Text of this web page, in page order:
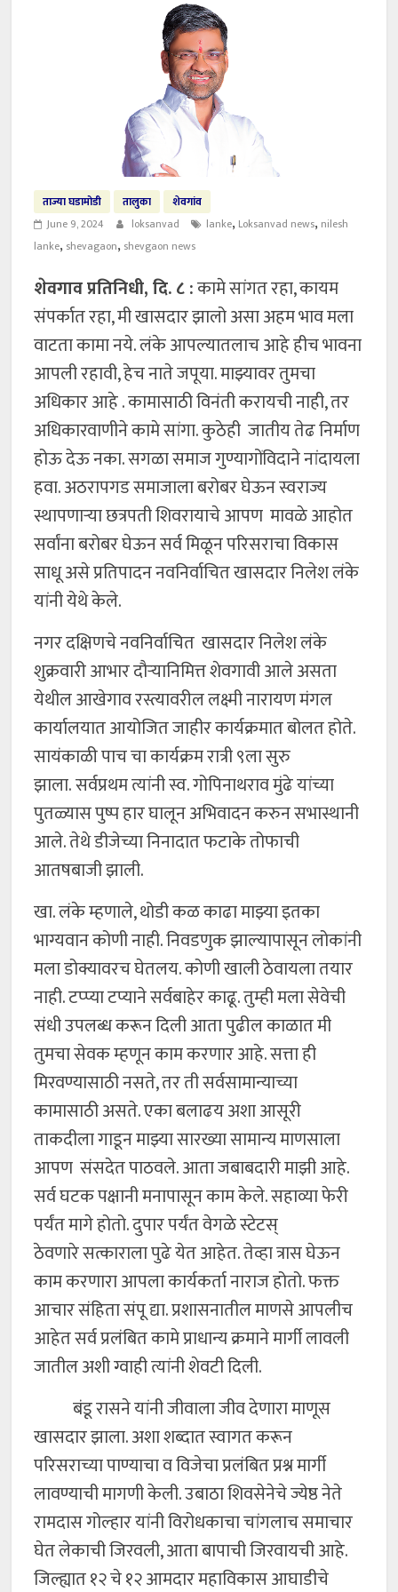
ताज्या घडामोडी तालुका
शेवगांव
June 9, 2024
loksanvad lanke, Loksanvad news, nilesh
lanke, shevagaon, shevgaon news
शेवगाव प्रतिनिधी, दि. ८ :कामे सांगत रहा, कायम
संपर्कात रहा, मी खासदार झालो असा अहम भाव मला
वाटता कामा नये. लंके आपल्यातलाच आहे हीच भावना
आपली रहावी, हेच नाते जपूया. माझ्यावर तुमचा
अधिकार आहे . कामासाठी विनंती करायची नाही, तर
अधिकारवाणीने कामे सांगा. कुठेही जातीय तेढ निर्माण
होऊ देऊ नका. सगळा समाज गुण्यागोंविदाने नांदायला
हवा. अठरापगड समाजाला बरोबर घेऊन स्वराज्य
स्थापणाऱ्या छत्रपती शिवरायाचे आपण मावळे आहोत
सर्वांना बरोबर घेऊन सर्व मिळून परिसराचा विकास
साधू असे प्रतिपादन नवनिर्वाचित खासदार निलेश लंके
यांनी येथे केले.
नगर दक्षिणचे नवनिर्वाचित खासदार निलेश लंके
शुक्रवारी आभार दौऱ्यानिमित्त शेवगावी आले असता
येथील आखेगाव रस्त्यावरील लक्ष्मी नारायण मंगल
कार्यालयात आयोजित जाहीर कार्यक्रमात बोलत होते.
सायंकाळी पाच चा कार्यक्रम रात्री ९ला सुरु
झाला. सर्वप्रथम त्यांनी स्व. गोपिनाथराव मुंढे यांच्या
पुतळ्यास पुष्प हार घालून अभिवादन करुन सभास्थानी
आले. तेथे डीजेच्या निनादात फटाके तोफाची
आतषबाजी झाली.
खा. लंके म्हणाले, थोडी कळ काढा माझ्या इतका
भाग्यवान कोणी नाही. निवडणुक झाल्यापासून लोकांनी
मला डोक्यावरच घेतलय. कोणी खाली ठेवायला तयार
नाही. टप्प्या टप्याने सर्वबाहेर काढू. तुम्ही मला सेवेची
संधी उपलब्ध करून दिली आता पुढील काळात मी
तुमचा सेवक म्हणून काम करणार आहे. सत्ता ही
मिरवण्यासाठी नसते, तर ती सर्वसामान्याच्या
कामासाठी असते. एका बलाढय अशा आसूरी
ताकदीला गाडून माझ्या सारख्या सामान्य माणसाला
आपण संसदेत पाठवले. आता जबाबदारी माझी आहे.
सर्व घटक पक्षानी मनापासून काम केले. सहाव्या फेरी
पर्यंत मागे होतो. दुपार पर्यंत वेगळे स्टेटस्
ठेवणारे सत्काराला पुढे येत आहेत. तेव्हा त्रास घेऊन
काम करणारा आपला कार्यकर्ता नाराज होतो. फक्त
आचार संहिता संपू द्या. प्रशासनातील माणसे आपलीच
आहेत सर्व प्रलंबित कामे प्राधान्य क्रमाने मार्गी लावली
जातील अशी ग्वाही त्यांनी शेवटी दिली.
बंडू रासने यांनी जीवाला जीव देणारा माणूस
खासदार झाला. अशा शब्दात स्वागत करून
परिसराच्या पाण्याचा व विजेचा प्रलंबित प्रश्न मार्गी
लावण्याची मागणी केली. उबाठा शिवसेनेचे ज्येष्ठ नेते
रामदास गोल्हार यांनी विरोधकाचा चांगलाच समाचार
घेत लेकाची जिरवली, आता बापाची जिरवायची आहे.
जिल्ह्यात १२ चे १२ आमदार महाविकास आघाडीचे